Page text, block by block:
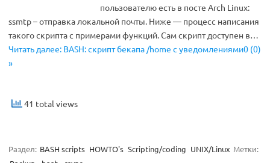
пользователю есть в посте Arch Linux:
ssmtp – отправка локальной почты. Ниже — процесс написания
такого скрипта с примерами функций. Сам скрипт доступен в…
Читать далее: BASH: скрипт бекапа /home с уведомлениями0 (0)
»
41 total views
Раздел: BASH scripts HOWTO's Scripting/coding UNIX/Linux Метки: